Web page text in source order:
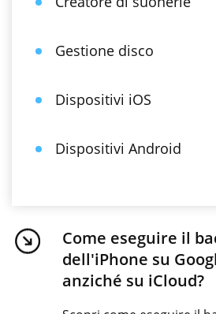
Gestione disco
Dispositivi iOS
Dispositivi Android
Come eseguire il
dell'iPhone su
anziché su iCloud?